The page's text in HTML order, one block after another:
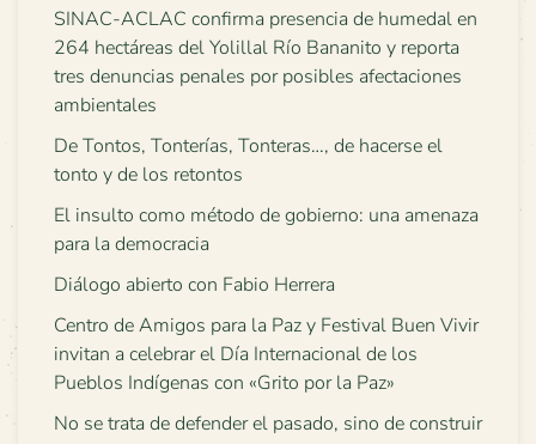
SINAC-ACLAC confirma presencia de humedal en
264 hectáreas del Yolillal Río Bananito y reporta
tres denuncias penales por posibles afectaciones
ambientales
De Tontos, Tonterías, Tonteras…, de hacerse el
tonto y de los retontos
El insulto como método de gobierno: una amenaza
para la democracia
Diálogo abierto con Fabio Herrera
Centro de Amigos para la Paz y Festival Buen Vivir
invitan a celebrar el Día Internacional de los
Pueblos Indígenas con «Grito por la Paz»
No se trata de defender el pasado, sino de construir